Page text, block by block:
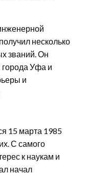
несколько
званий. Он
Уфа и
и
15 марта 1985
С самого
к наукам и
начал